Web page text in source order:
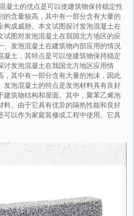
凝土的优点是可以使建筑物保持稳定性
的含量较高，其中有一部分含有大量的
构成威胁。本文试图探讨发泡混凝土在
试图对发泡混凝土在我国北方地区的应
、发泡混凝土在建筑物内部应用的情况
凝土，其特点是可以使建筑物保持稳定
讨发泡混凝土在我国北方地区应用情
，其中有一部分含有大量的泡沫，因此
发泡混凝土的特点是发泡材料具有良好
建筑物结构和屋面。其中，聚苯乙烯泡
料。由于它具有优异的隔热性能和良好
可以作为家庭装修或工程中使用。它具